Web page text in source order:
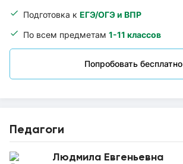
Подготовка к ЕГЭ/ОГЭ и ВПР
По всем предметам 1-11 классов
Попробовать бесплатно
Педагоги
Людмила Евгеньевна